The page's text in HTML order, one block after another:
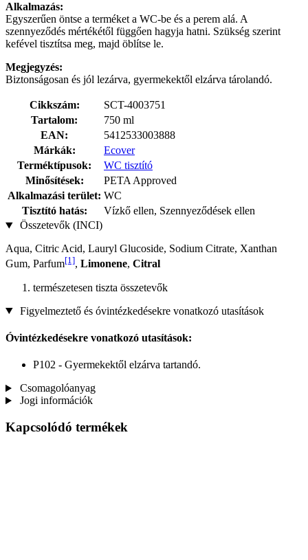
Alkalmazás:
Egyszerűen öntse a terméket a WC-be és a perem alá. A
szennyeződés mértékétől függően hagyja hatni. Szükség szerint
kefével tisztítsa meg, majd öblítse le.
Megjegyzés:
Biztonságosan és jól lezárva, gyermekektől elzárva tárolandó.
Cikkszám:
SCT-4003751
Tartalom:
750 ml
EAN:
5412533003888
Márkák:
Ecover
Terméktípusok:
WC tisztító
Minősítések:
PETA Approved
Alkalmazási terület: WC
Tisztító hatás:
Vízkő ellen, Szennyeződések ellen
Összetevők (INCI)
Aqua, Citric Acid, Lauryl Glucoside, Sodium Citrate, Xanthan
Gum, Parfum[1], Limonene, Citral
természetesen tiszta összetevők
Figyelmeztető és óvintézkedésekre vonatkozó utasítások
Óvintézkedésekre vonatkozó utasítások:
P102 - Gyermekektől elzárva tartandó.
Csomagolóanyag
Jogi információk
Kapcsolódó termékek